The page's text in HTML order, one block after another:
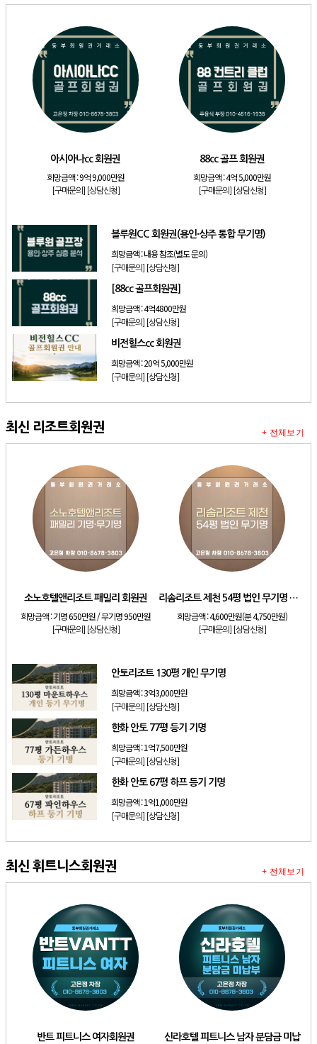
[리조트]소노호텔앤리조트 로얄 회원제 기명
소노호텔앤리조트 로얄 등기 기명
[리조트]소노호텔앤리조트 골드 회원제 무기명
[리조트] 소노호텔앤리조트 골드 등기 기명
[리조트] 소노호텔앤리조트 스위트 등기 무기명
소노호텔앤리조트 스위트 등기 기명
88cc 골프 회원권
블루원CC 회원권(용인·상주 통합 무기명)
아시아나cc 회원권
희망금액 :9억 9,000만원
[구매문의] [상담신청]
88cc 골프 회원권
희망금액 :4억 5,000만원
[구매문의] [상담신청]
블루원CC 회원권(용인·상주 통합 무기명)
희망금액 :내용 참조(별도 문의)
[구매문의] [상담신청]
[88cc 골프회원권]
희망금액 :4억4800만원
[구매문의] [상담신청]
비전힐스cc 회원권
희망금액 :20억 5,000만원
[구매문의] [상담신청]
최신 리조트회원권
소노호텔앤리조트 패밀리 회원권
희망금액 :기명 650만원 / 무기명 950만원
[구매문의] [상담신청]
리솜리조트 제천 54평 법인 무기명 회원제
희망금액 :4,600만원(분 4,750만원)
[구매문의] [상담신청]
안토리조트 130평 개인 무기명
희망금액 :3억3,000만원
[구매문의] [상담신청]
한화 안토 77평 등기 기명
희망금액 :1억7,500만원
[구매문의] [상담신청]
한화 안토 67평 하프 등기 기명
희망금액 :1억1,000만원
[구매문의] [상담신청]
+ 전체보기
최신 휘트니스회원권
반트 피트니스 여자회원권 신라호텔 피트니스 남자 분담금 미납
+ 전체보기